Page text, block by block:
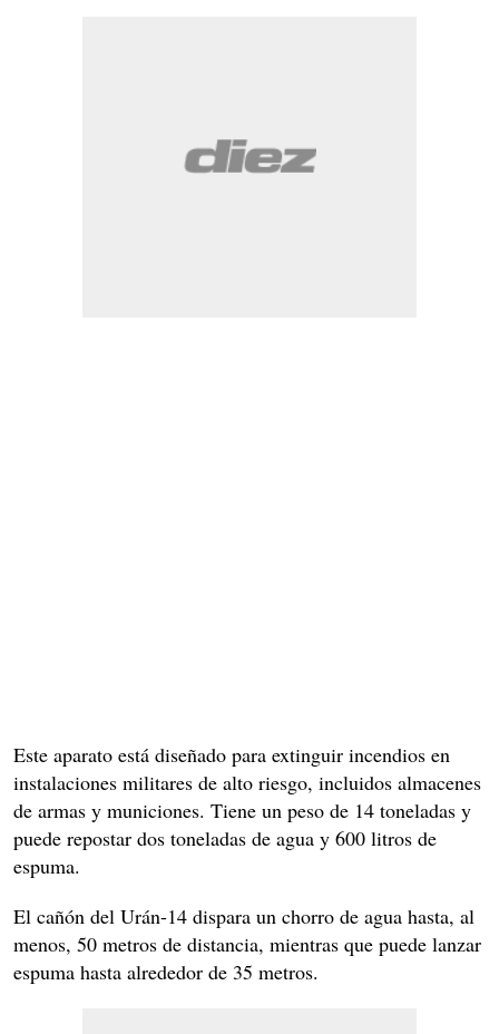
Este aparato está diseñado para extinguir incendios en
instalaciones militares de alto riesgo, incluidos almacenes
de armas y municiones. Tiene un peso de 14 toneladas y
puede repostar dos toneladas de agua y 600 litros de
espuma.
El cañón del Urán-14 dispara un chorro de agua hasta, al
menos, 50 metros de distancia, mientras que puede lanzar
espuma hasta alrededor de 35 metros.